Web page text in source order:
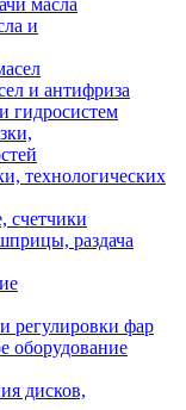
масла
и
и антифриза
гидросистем
технологических
счетчики
раздача
регулировки фар
оборудование
дисков,